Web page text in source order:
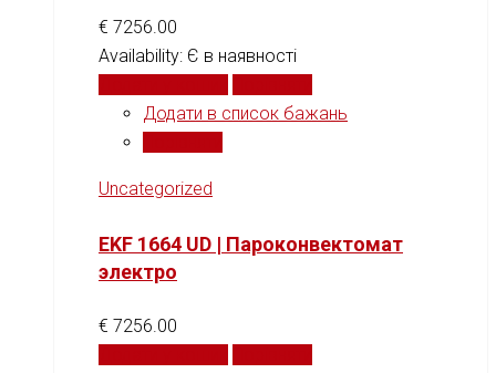
€ 7256.00
Availability: Є в наявності
Додати в список бажань
Uncategorized
EKF 1664 UD | Пароконвектомат
электро
€ 7256.00